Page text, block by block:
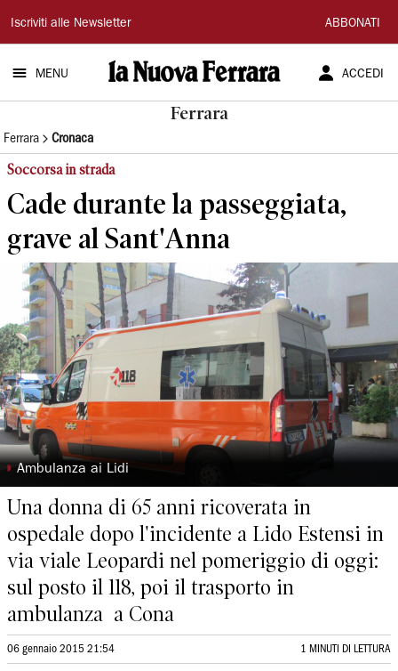
La
Nuova
Ferrara
Iscriviti alle Newsletter ABBONATI
MENU ACCEDI
Ferrara
Ferrara Cronaca
Soccorsa in strada
Cade durante la passeggiata,
grave al Sant'Anna
◗ Ambulanza ai Lidi
Una donna di 65 anni ricoverata in
ospedale dopo l'incidente a Lido Estensi in
via viale Leopardi nel pomeriggio di oggi:
sul posto il 118, poi il trasporto in
ambulanza a Cona
06 gennaio 2015 21:54 1 MINUTI DI LETTURA